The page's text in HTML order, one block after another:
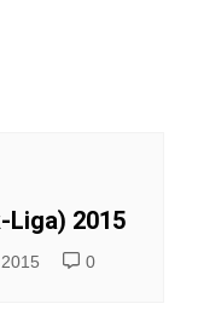
Liga) 2015
0